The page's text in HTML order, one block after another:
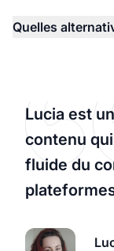
Quelles
Lucia est
contenu
fluide du